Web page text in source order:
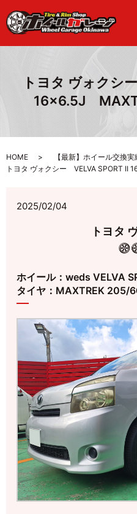
トヨタ ヴォクシ
16×6.5J
HOME
【最新】ホイール交換実
トヨタ ヴォクシー VELVA SPORT II
2025/02/04
トヨタ
ホイール：weds VELVA
タイヤ：MAXTREK 205/